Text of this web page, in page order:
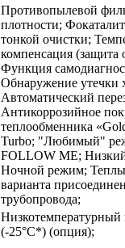
Противопылевой
плотности;
тонкой очистки;
компенсация (защита
Функция
Обнаружение утечки
Автоматический
Антикоррозийное
теплообменника
Turbo; "Любимый"
FOLLOW ME;
Ночной режим;
варианта
трубопровода;
Низкотемпературный
(-25°С*) (опция);